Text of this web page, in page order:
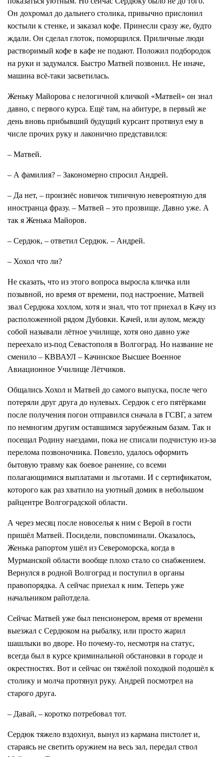
Он дохромал до дальнего столика, привычно прислонил
костыли к стенке, и заказал кофе. Принесли сразу же, будто
ждали. Он сделал глоток, поморщился. Приличные люди
растворимый кофе в кафе не подают. Положил подбородок
на руки и задумался. Быстро Матвей позвонил. Не иначе,
машина всё-таки засветилась.
Женьку Майорова с нелогичной кличкой «Матвей» он знал
давно, с первого курса. Ещё там, на абитуре, в первый же
день вновь прибывший будущий курсант протянул ему в
числе прочих руку и лаконично представился:
– Матвей.
– А фамилия? – Закономерно спросил Андрей.
– Да нет, – произнёс новичок типичную невероятную для
иностранца фразу. – Матвей – это прозвище. Давно уже. А
так я Женька Майоров.
– Сердюк, – ответил Сердюк. – Андрей.
– Хохол что ли?
Не сказать, что из этого вопроса выросла кличка или
позывной, но время от времени, под настроение, Матвей
звал Сердюка хохлом, хотя и знал, что тот приехал в Качу из
расположенной рядом Дубовки. Качей, или аулом, между
собой называли лётное училище, хотя оно давно уже
переехало из-под Севастополя в Волгоград. Но название не
сменило – КВВАУЛ – Качинское Высшее Военное
Авиационное Училище Лётчиков.
Общались Хохол и Матвей до самого выпуска, после чего
потеряли друг друга до нулевых. Сердюк с его пятёрками
после получения погон отправился сначала в ГСВГ, а затем
по немногим другим оставшимся зарубежным базам. Так и
посещал Родину наездами, пока не списали подчистую из-за
перелома позвоночника. Повезло, удалось оформить
бытовую травму как боевое ранение, со всеми
полагающимися выплатами и льготами. И с сертификатом,
которого как раз хватило на уютный домик в небольшом
райцентре Волгоградской области.
А через месяц после новоселья к ним с Верой в гости
пришёл Матвей. Посидели, повспоминали. Оказалось,
Женька рапортом ушёл из Североморска, когда в
Мурманской области вообще плохо стало со снабжением.
Вернулся в родной Волгоград и поступил в органы
правопорядка. А сейчас приехал к ним. Теперь уже
начальником райотдела.
Сейчас Матвей уже был пенсионером, время от времени
выезжал с Сердюком на рыбалку, или просто жарил
шашлыки во дворе. Но почему-то, несмотря на статус,
всегда был в курсе криминальной обстановки в городе и
окрестностях. Вот и сейчас он тяжёлой походкой подошёл к
столику и молча протянул руку. Андрей посмотрел на
старого друга.
– Давай, – коротко потребовал тот.
Сердюк тяжело вздохнул, вынул из кармана пистолет и,
стараясь не светить оружием на весь зал, передал ствол